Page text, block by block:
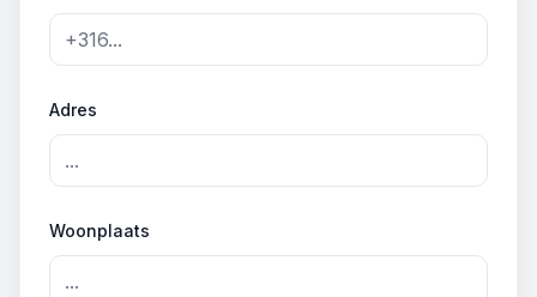
Adres
Woonplaats